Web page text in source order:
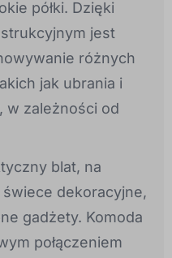
półki. Dzięki
jest
różnych
jak ubrania i
w zależności od
blat, na
dekoracyjne,
gadżety. Komoda
połączeniem